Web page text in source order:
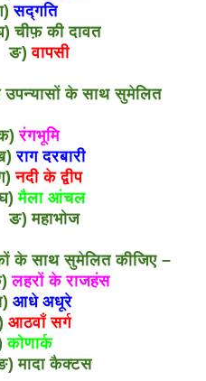
सद्गति
दावत
वापसी
उपन्यासों के साथ सुमेलित
रंगभूमि
राग दरबारी
नदी के द्वीप
मैला आंचल
के साथ सुमेलित कीजिए –
लहरों के राजहंस
आधे अधूरे
आठवाँ सर्ग
कोणार्क